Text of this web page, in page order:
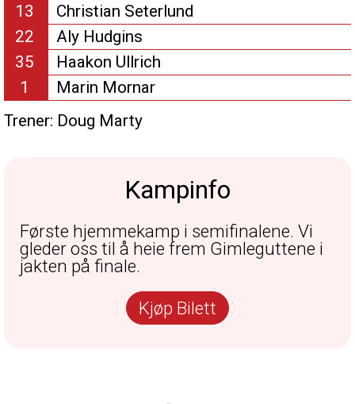
13
Christian Seterlund
22
Aly Hudgins
35
Haakon Ullrich
1
Marin Mornar
Trener: Doug Marty
Kampinfo
Første hjemmekamp i semifinalene. Vi
gleder oss til å heie frem Gimleguttene i
jakten på finale.
Kjøp Bilett